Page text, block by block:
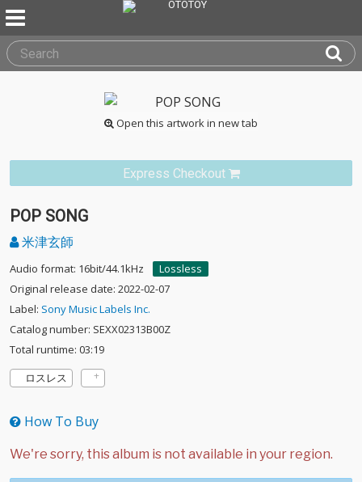
Open this artwork in new tab
Express Checkout
POP SONG
米津玄師
Audio format: 16bit/44.1kHz
Lossless
Original release date: 2022-02-07
Label: Sony Music Labels Inc.
Catalog number: SEXX02313B00Z
Total runtime: 03:19
ロスレス
How To Buy